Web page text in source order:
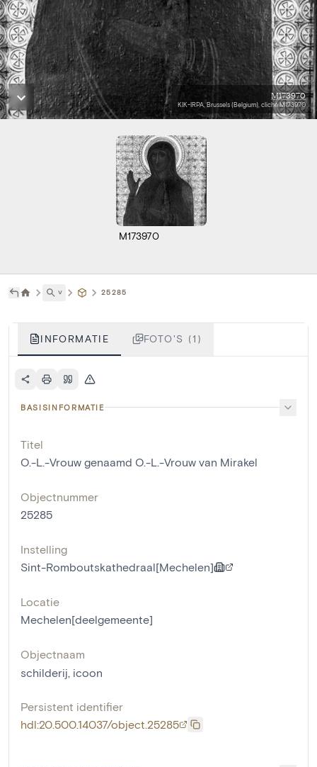
M173970
KIK-IRPA, Brussels (Belgium), cliché M173970
M173970
˅ 25285
INFORMATIE FOTO'S (1)
BASISINFORMATIE
Titel
O.-L.-Vrouw genaamd O.-L.-Vrouw van Mirakel
Objectnummer
25285
Instelling
Sint-Romboutskathedraal[Mechelen]
Locatie
Mechelen[deelgemeente]
Objectnaam
schilderij, icoon
Persistent identifier
hdl:20.500.14037/object.25285